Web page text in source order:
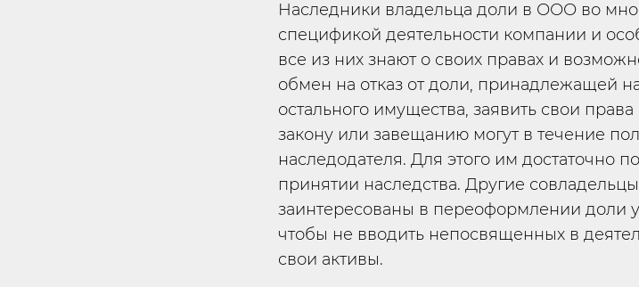
Наследники владельца доли в ООО во
спецификой деятельности компании и
все из них знают о своих правах и
обмен на отказ от доли, принадлежащей
остального имущества, заявить свои
закону или завещанию могут в течение
наследодателя. Для этого им достаточно
принятии наследства. Другие
заинтересованы в переоформлении доли
чтобы не вводить непосвященных в
свои активы.